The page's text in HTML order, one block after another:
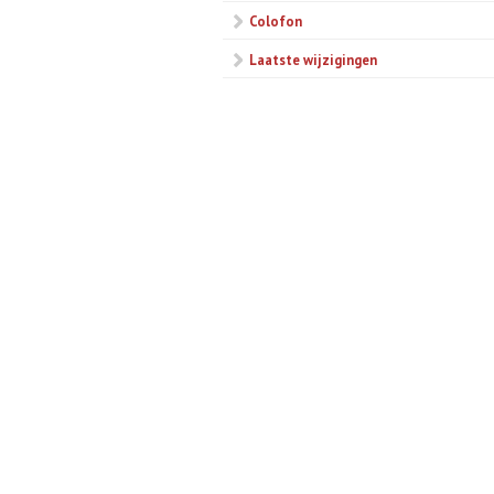
Colofon
Laatste wijzigingen